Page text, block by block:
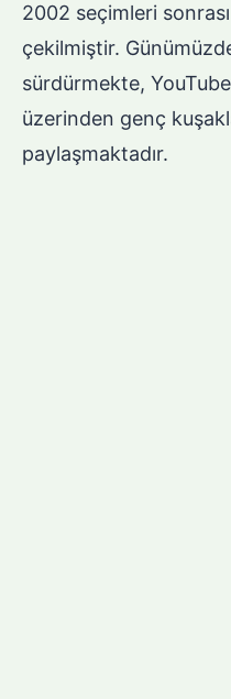
2002 seçimleri
çekilmiştir. Günümüzde
sürdürmekte,
üzerinden genç
paylaşmaktadır.